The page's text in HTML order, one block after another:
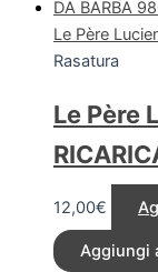
Le Père
Rasatura
Le Père
12,00€
Aggiungi